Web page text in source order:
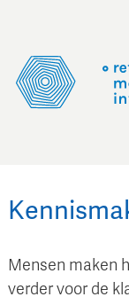
Mensen maken
verder voor de